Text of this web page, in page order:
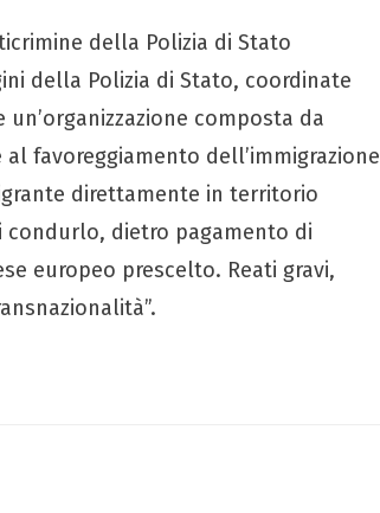
della Polizia di Stato
della Polizia di Stato, coordinate
composta da
favoreggiamento dell’immigrazione
direttamente in territorio
condurlo, dietro pagamento di
europeo prescelto. Reati gravi,